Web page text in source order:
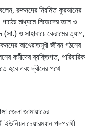
রুকনদের নিয়মিত কুরআনের
মাধ্যমে নিজেদের জ্ঞান ও
ও সাহাবায়ে কেরামের ত্যাগ,
আখেরাতমুখী জীবন গঠনের
কর্মীদের ব্যক্তিগত, পারিবারিক
হবে এবং দ্বীনের পথে
জেলা জামায়াতের
চেয়ারম্যান পদপ্রার্থী